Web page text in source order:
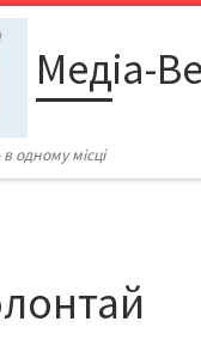
Медіа-
в одному місці